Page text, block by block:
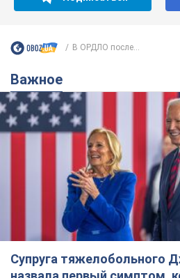
В ОРДЛО после...
Важное
Супруга тяжелобольного